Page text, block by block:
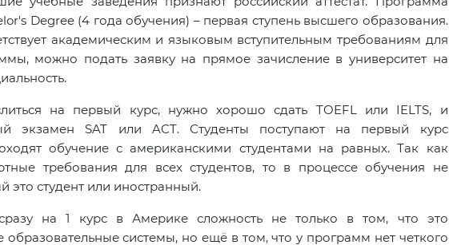
Degree (4 года обучения) – первая ступень высшего образования.
академическим и языковым вступительным требованиям для
можно подать заявку на прямое зачисление в университет на
на первый курс, нужно хорошо сдать TOEFL или IELTS, и
экзамен SAT или ACT. Студенты поступают на первый курс
обучение с американскими студентами на равных. Так как
требования для всех студентов, то в процессе обучения не
это студент или иностранный.
на 1 курс в Америке сложность не только в том, что это
системы, но ещё в том, что у программ нет четкого